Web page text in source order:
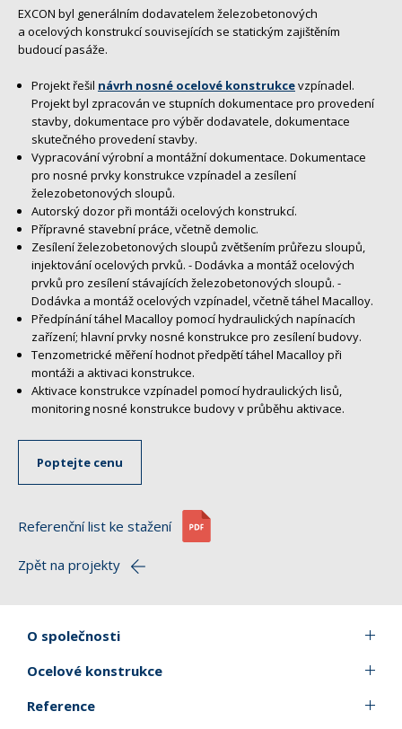
EXCON byl generálním dodavatelem železobetonových
a ocelových konstrukcí souvisejících se statickým zajištěním
budoucí pasáže.
Projekt řešil návrh nosné ocelové konstrukcevzpínadel.
Projekt byl zpracován ve stupních dokumentace pro provedení
stavby, dokumentace pro výběr dodavatele, dokumentace
skutečného provedení stavby.
Vypracování výrobní a montážní dokumentace. Dokumentace
pro nosné prvky konstrukce vzpínadel a zesílení
železobetonových sloupů.
Autorský dozor při montáži ocelových konstrukcí.
Přípravné stavební práce, včetně demolic.
Zesílení železobetonových sloupů zvětšením průřezu sloupů,
injektování ocelových prvků. - Dodávka a montáž ocelových
prvků pro zesílení stávajících železobetonových sloupů. -
Dodávka a montáž ocelových vzpínadel, včetně táhel Macalloy.
Předpínání táhel Macalloy pomocí hydraulických napínacích
zařízení; hlavní prvky nosné konstrukce pro zesílení budovy.
Tenzometrické měření hodnot předpětí táhel Macalloy při
montáži a aktivaci konstrukce.
Aktivace konstrukce vzpínadel pomocí hydraulických lisů,
monitoring nosné konstrukce budovy v průběhu aktivace.
Poptejte cenu
Zpět na projekty
Referenční list ke stažení
O společnosti
Ocelové konstrukce
Reference